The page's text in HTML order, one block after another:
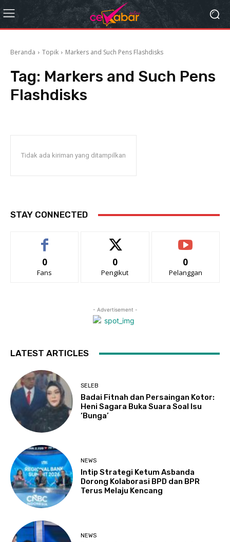
Beranda Topik Markers and Such Pens Flashdisks
Tag: Markers and Such Pens
Flashdisks
Tidak ada kiriman yang ditampilkan
STAY CONNECTED
0
Fans
0
Pengikut
0
Pelanggan
- Advertisement -
LATEST ARTICLES
SELEB
Badai Fitnah dan Persaingan Kotor:
Heni Sagara Buka Suara Soal Isu
‘Bunga’
NEWS
Intip Strategi Ketum Asbanda
Dorong Kolaborasi BPD dan BPR
Terus Melaju Kencang
NEWS